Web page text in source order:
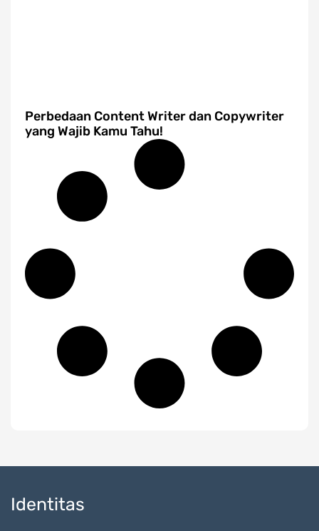
Perbedaan Content Writer dan Copywriter
yang Wajib Kamu Tahu!
Identitas